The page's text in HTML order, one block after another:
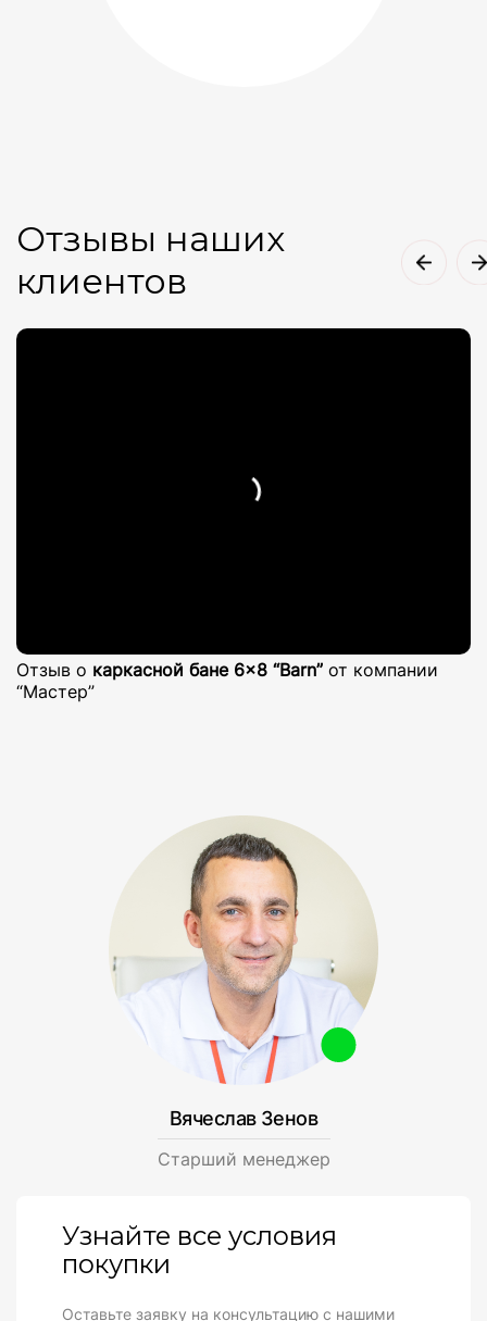
Отзывы наших
клиентов
Отзыв о каркасной бане 6×8 “Barn” от компании
“Мастер”
Вячеслав Зенов
Cтарший менеджер
Узнайте все условия
покупки
Оставьте заявку на консультацию с нашими